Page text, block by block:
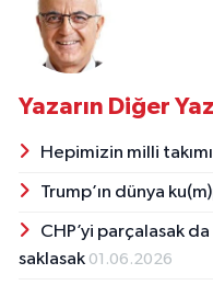
Yazarın Diğer
Hepimizin milli takımı
Trump’ın dünya
CHP’yi parçalasak da
saklasak 01.06.2026